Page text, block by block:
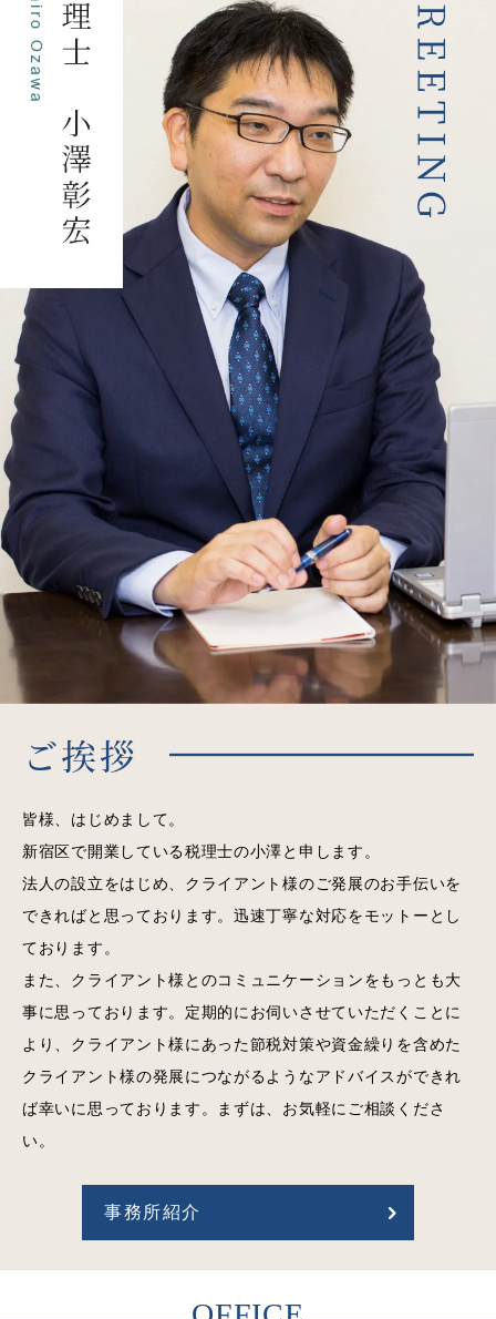
皆様、はじめまして。
新宿区で開業している税理士の小澤と申します。
法人の設立をはじめ、クライアント様のご発展のお手伝いを
できればと思っております。迅速丁寧な対応をモットーとし
ております。
また、クライアント様とのコミュニケーションをもっとも大
事に思っております。定期的にお伺いさせていただくことに
より、クライアント様にあった節税対策や資金繰りを含めた
クライアント様の発展につながるようなアドバイスができれ
ば幸いに思っております。まずは、お気軽にご相談くださ
い。
事務所紹介